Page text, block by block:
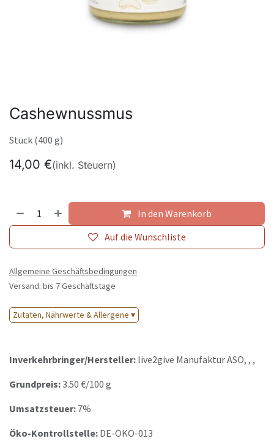
Cashewnussmus
Stück (400 g)
14,00 €(inkl. Steuern)
In den Warenkorb
Auf die Wunschliste
Allgemeine Geschäftsbedingungen
Versand: bis 7 Geschäftstage
Zutaten, Nährwerte & Allergene ▾
Inverkehrbringer/Hersteller: live2give Manufaktur ASO, , ,
Grundpreis:3.50 €/100 g
Umsatzsteuer: 7%
Öko-Kontrollstelle: DE-ÖKO-013